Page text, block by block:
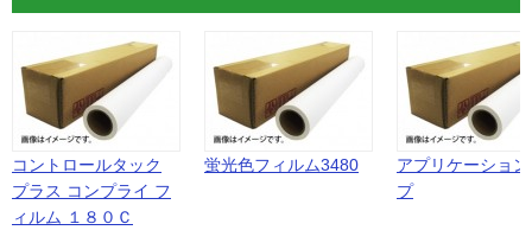
コントロールタック
プラス コンプライ フ
ィルム １８０Ｃ
蛍光色フィルム3480
アプリケーショ
プ